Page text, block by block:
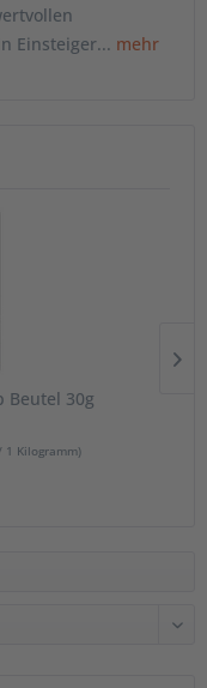
Einsteiger... mehr
Beutel 30g
Kilogramm)